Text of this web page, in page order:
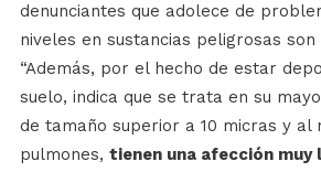
denunciantes que adolece de
niveles en sustancias peligrosas son
“Además, por el hecho de estar
suelo, indica que se trata en su
de tamaño superior a 10 micras y
pulmones, tienen una afección muy